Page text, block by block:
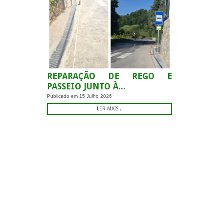
REPARAÇÃO DE REGO E
PASSEIO JUNTO À...
Publicado em 15 Julho 2026
LER MAIS...